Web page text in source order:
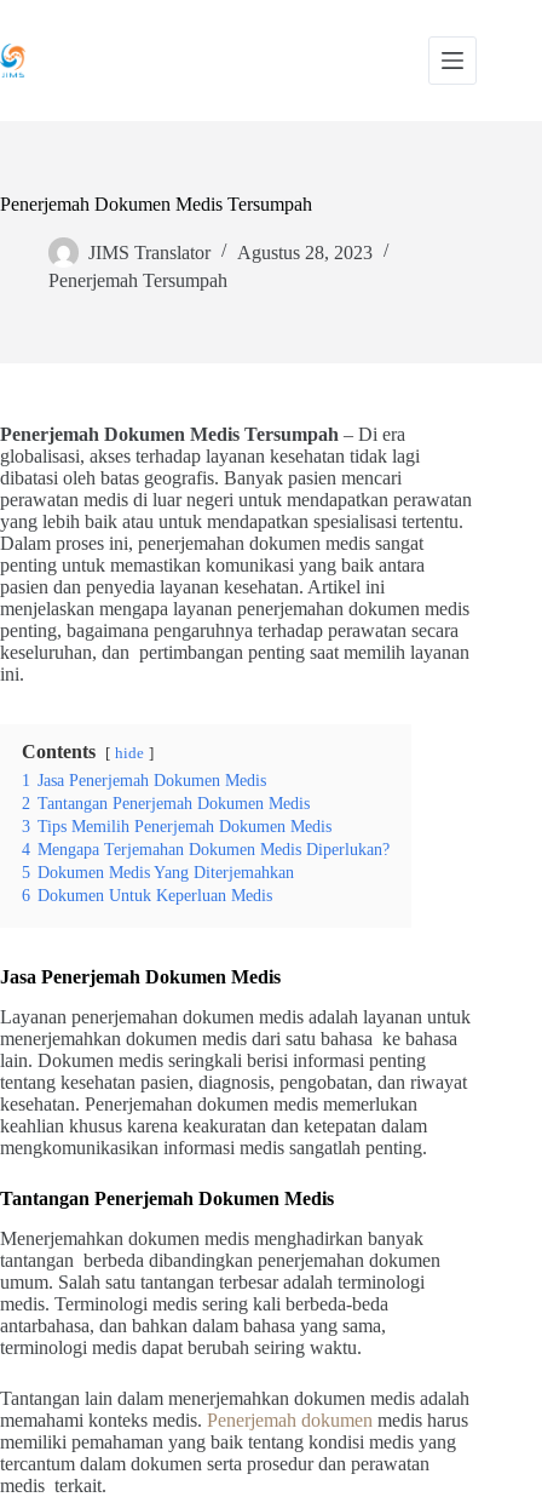
content
Penerjemah Dokumen Medis Tersumpah
JIMS Translator
Agustus 28, 2023
Penerjemah Tersumpah
Penerjemah Dokumen Medis Tersumpah – Di era
globalisasi, akses terhadap layanan kesehatan tidak lagi
dibatasi oleh batas geografis. Banyak pasien mencari
perawatan medis di luar negeri untuk mendapatkan perawatan
yang lebih baik atau untuk mendapatkan spesialisasi tertentu.
Dalam proses ini, penerjemahan dokumen medis sangat
penting untuk memastikan komunikasi yang baik antara
pasien dan penyedia layanan kesehatan. Artikel ini
menjelaskan mengapa layanan penerjemahan dokumen medis
penting, bagaimana pengaruhnya terhadap perawatan secara
keseluruhan, dan pertimbangan penting saat memilih layanan
ini.
Contents hide
1 Jasa Penerjemah Dokumen Medis
2 Tantangan Penerjemah Dokumen Medis
3 Tips Memilih Penerjemah Dokumen Medis
4 Mengapa Terjemahan Dokumen Medis Diperlukan?
5 Dokumen Medis Yang Diterjemahkan
6 Dokumen Untuk Keperluan Medis
Jasa Penerjemah Dokumen Medis
Layanan penerjemahan dokumen medis adalah layanan untuk
menerjemahkan dokumen medis dari satu bahasa ke bahasa
lain. Dokumen medis seringkali berisi informasi penting
tentang kesehatan pasien, diagnosis, pengobatan, dan riwayat
kesehatan. Penerjemahan dokumen medis memerlukan
keahlian khusus karena keakuratan dan ketepatan dalam
mengkomunikasikan informasi medis sangatlah penting.
Tantangan Penerjemah Dokumen Medis
Menerjemahkan dokumen medis menghadirkan banyak
tantangan berbeda dibandingkan penerjemahan dokumen
umum. Salah satu tantangan terbesar adalah terminologi
medis. Terminologi medis sering kali berbeda-beda
antarbahasa, dan bahkan dalam bahasa yang sama,
terminologi medis dapat berubah seiring waktu.
Tantangan lain dalam menerjemahkan dokumen medis adalah
memahami konteks medis. Penerjemah dokumen medis harus
memiliki pemahaman yang baik tentang kondisi medis yang
tercantum dalam dokumen serta prosedur dan perawatan
medis terkait.